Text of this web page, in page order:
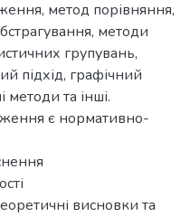
метод порівняння,
методи
групувань,
підхід, графічний
та інші.
є нормативно-
висновки та